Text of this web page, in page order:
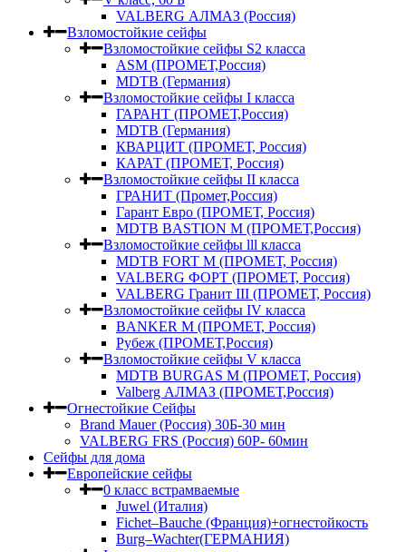
VALBERG АЛМАЗ (Россия)
Взломостойкие сейфы
Взломостойкие сейфы S2 класса
ASM (ПРОМЕТ,Россия)
MDTB (Германия)
Взломостойкие сейфы I класса
ГАРАНТ (ПРОМЕТ,Россия)
MDTB (Германия)
КВАРЦИТ (ПРОМЕТ, Россия)
КАРАТ (ПРОМЕТ, Россия)
Взломостойкие сейфы II класса
ГРАНИТ (Промет,Россия)
Гарант Евро (ПРОМЕТ, Россия)
MDTB BASTION M (ПРОМЕТ,Россия)
Взломостойкие сейфы lll класса
MDTB FORT M (ПРОМЕТ, Россия)
VALBERG ФОРТ (ПРОМЕТ, Россия)
VALBERG Гранит III (ПРОМЕТ, Россия)
Взломостойкие сейфы IV класса
BANKER M (ПРОМЕТ, Россия)
Рубеж (ПРОМЕТ,Россия)
Взломостойкие сейфы V класса
MDTB BURGAS M (ПРОМЕТ, Россия)
Valberg АЛМАЗ (ПРОМЕТ,Россия)
Огнестойкие Сейфы
Brand Mauer (Россия) 30Б-30 мин
VALBERG FRS (Россия) 60Р- 60мин
Сейфы для дома
Европейские сейфы
0 класс встрамваемые
Juwel (Италия)
Fichet–Bauche (Франция)+огнестойкость
Burg–Wachter(ГЕРМАНИЯ)